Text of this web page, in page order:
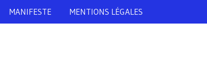
MANIFESTE MENTIONS LÉGALES